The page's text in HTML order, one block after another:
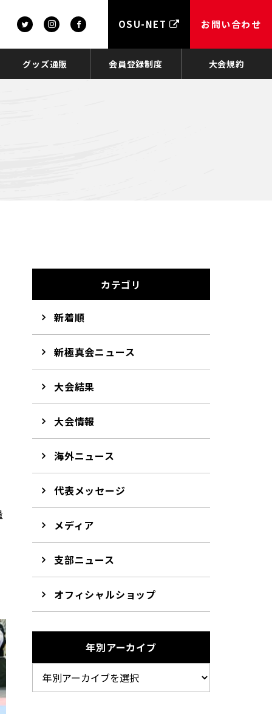
OSU-NET お問い合わせ
グッズ通販 会員登録制度 大会規約
カテゴリ
新着順
新極真会ニュース
大会結果
大会情報
海外ニュース
代表メッセージ
メディア
支部ニュース
オフィシャルショップ
年別アーカイブ